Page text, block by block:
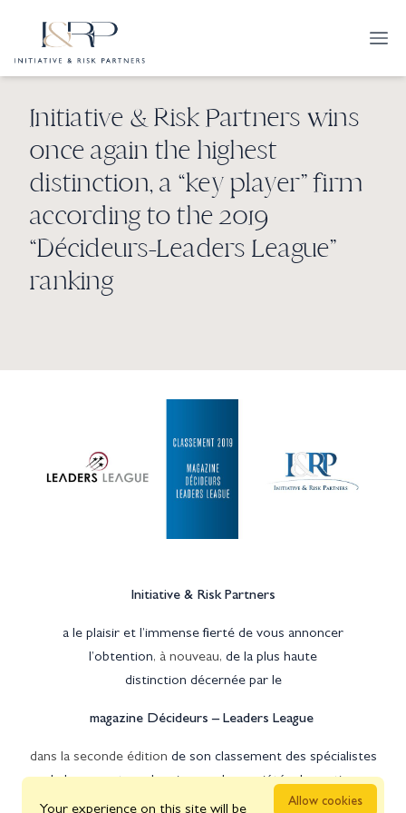
Initiative & Risk Partners wins
once again the highest
distinction, a “key player” firm
according to the 2019
“Décideurs-Leaders League”
ranking
Initiative & Risk Partners
a le plaisir et l’immense fierté de vous annoncer
l’obtention, à nouveau, de la plus haute
distinction décernée par le
magazine Décideurs – Leaders League
dans la seconde édition de son classement des spécialistes
de la couverture des risques des sociétés de gestion.
Your experience on this site will be
Allow cookies